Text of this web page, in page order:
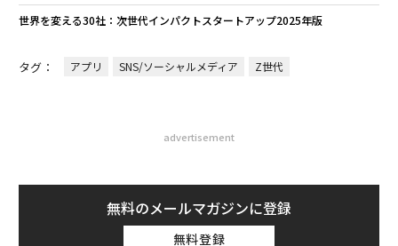
世界を変える30社：次世代インパクトスタートアップ2025年版
タグ： アプリ SNS/ソーシャルメディア Z世代
advertisement
無料のメールマガジンに登録
無料登録